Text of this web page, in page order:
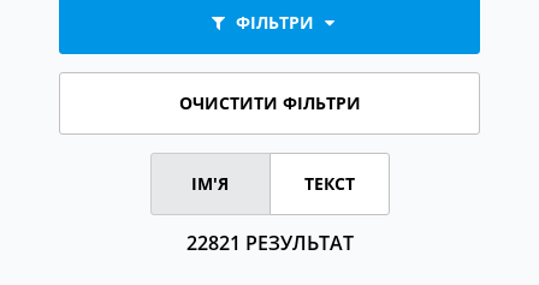
ФІЛЬТРИ
ОЧИСТИТИ ФІЛЬТРИ
22821 РЕЗУЛЬТАТ
ІМ'Я ТЕКСТ